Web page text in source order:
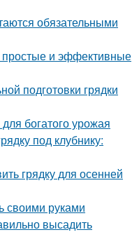
обязательными
простые и эффективные
подготовки грядки
богатого урожая
под клубнику:
грядку для осенней
своими руками
высадить